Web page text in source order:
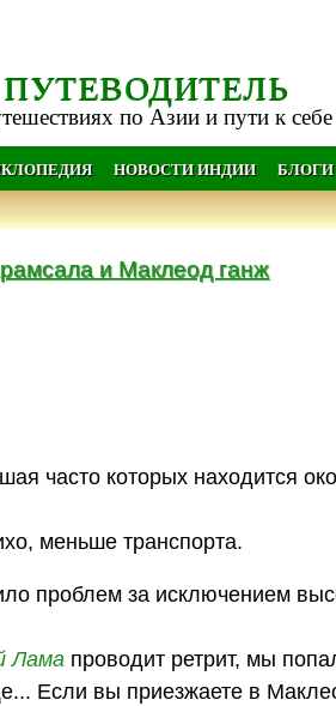
по Азии и пути к себе
НОВОСТИ ИНДИИ БЛОГИ
и Маклеод ганж
часто которых находится
меньше транспорта.
проблем за исключением
Лама проводит ретрит, мы
Если вы приезжаете в